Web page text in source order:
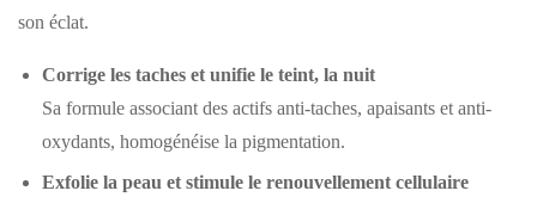
son éclat.
Corrige les taches et unifie le teint, la nuit
Sa formule associant des actifs anti-taches, apaisants et anti-
oxydants, homogénéise la pigmentation.
Exfolie la peau et stimule le renouvellement cellulaire